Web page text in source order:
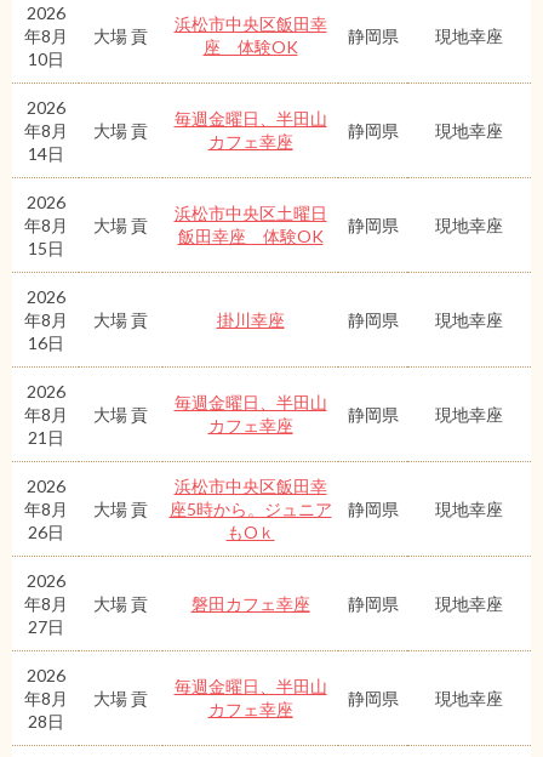
2026
年8月
10日
大場 貢
浜松市中央区飯田幸
座 体験OK
静岡県 現地幸座
2026
年8月
14日
大場 貢
毎週金曜日、半田山
カフェ幸座
静岡県 現地幸座
2026
年8月
15日
大場 貢
浜松市中央区土曜日
飯田幸座 体験OK
静岡県 現地幸座
2026
年8月
16日
大場 貢 掛川幸座 静岡県 現地幸座
2026
年8月
21日
大場 貢
毎週金曜日、半田山
カフェ幸座
静岡県 現地幸座
2026
年8月
26日
大場 貢
浜松市中央区飯田幸
座5時から。ジュニア
もOｋ
静岡県 現地幸座
2026
年8月
27日
大場 貢 磐田カフェ幸座 静岡県 現地幸座
2026
年8月
28日
大場 貢
毎週金曜日、半田山
カフェ幸座
静岡県 現地幸座